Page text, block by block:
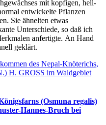
mit kopfigen, hell-
entwickelte Pflanzen
Sie ähnelten etwas
Unterschiede, so daß ich
anfertigte. An Hand
geklärt.
des Nepal-Knöterichs,
H. GROSS im Waldgebiet
(Osmuna regalis)
Hannes-Bruch bei